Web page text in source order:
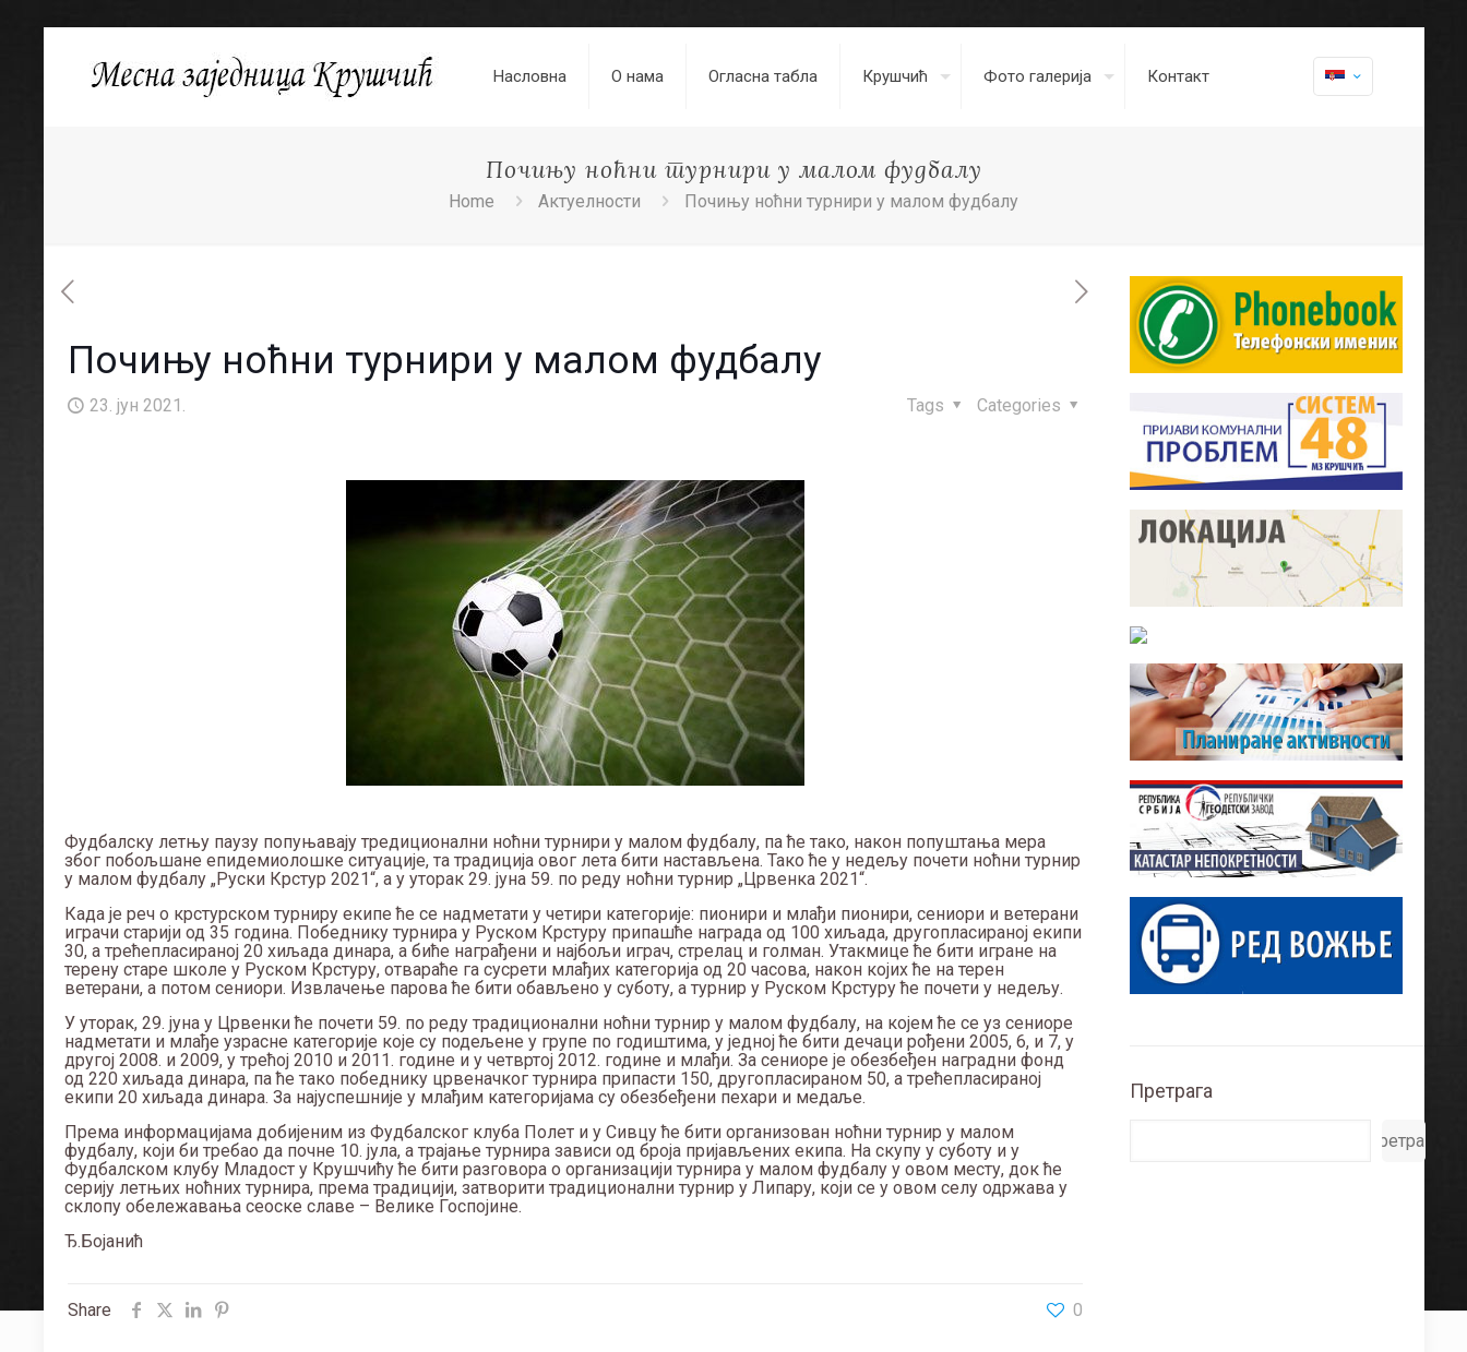
Насловна О нама Огласна табла Крушчић Фото галерија Контакт
Почињу ноћни турнири у малом фудбалу
Home Актуелности Почињу ноћни турнири у малом фудбалу
Почињу ноћни турнири у малом фудбалу
23. јун 2021. Categories
Tags
Фудбалску летњу паузу попуњавају тредиционални ноћни турнири у малом фудбалу, па ће тако, након попуштања мера
због побољшане епидемиолошке ситуације, та традиција овог лета бити настављена. Тако ће у недељу почети ноћни турнир
у малом фудбалу „Руски Крстур 2021“, а у уторак 29. јуна 59. по реду ноћни турнир „Црвенка 2021“.
Када је реч о крстурском турниру екипе ће се надметати у четири категорије: пионири и млађи пионири, сениори и ветерани
играчи старији од 35 година. Победнику турнира у Руском Крстуру припашће награда од 100 хиљада, другопласираној екипи
30, а трећепласираној 20 хиљада динара, а биће награђени и најбољи играч, стрелац и голман. Утакмице ће бити игране на
терену старе школе у Руском Крстуру, отвараће га сусрети млађих категорија од 20 часова, након којих ће на терен
ветерани, а потом сениори. Извлачење парова ће бити обављено у суботу, а турнир у Руском Крстуру ће почети у недељу.
У уторак, 29. јуна у Црвенки ће почети 59. по реду традиционални ноћни турнир у малом фудбалу, на којем ће се уз сениоре
надметати и млађе узрасне категорије које су подељене у групе по годиштима, у једној ће бити дечаци рођени 2005, 6, и 7, у
другој 2008. и 2009, у трећој 2010 и 2011. године и у четвртој 2012. године и млађи. За сениоре је обезбеђен наградни фонд
од 220 хиљада динара, па ће тако победнику црвеначког турнира припасти 150, другопласираном 50, а трећепласираној
екипи 20 хиљада динара. За најуспешније у млађим категоријама су обезбеђени пехари и медаље.
Према информацијама добијеним из Фудбалског клуба Полет и у Сивцу ће бити организован ноћни турнир у малом
фудбалу, који би требао да почне 10. јула, а трајање турнира зависи од броја пријављених екипа. На скупу у суботу и у
Фудбалском клубу Младост у Крушчићу ће бити разговора о организацији турнира у малом фудбалу у овом месту, док ће
серију летњих ноћних турнира, према традицији, затворити традиционални турнир у Липару, који се у овом селу одржава у
склопу обележавања сеоске славе – Велике Госпојине.
Ђ.Бојанић
Share 0
Претрага
Претрага